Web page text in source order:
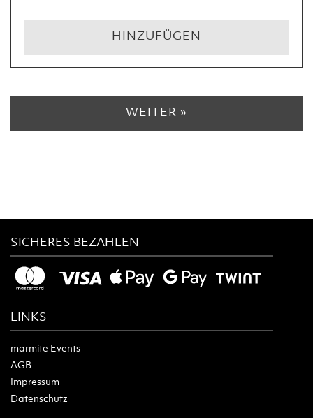
HINZUFÜGEN
WEITER »
SICHERES BEZAHLEN
LINKS
marmite Events
AGB
Impressum
Datenschutz